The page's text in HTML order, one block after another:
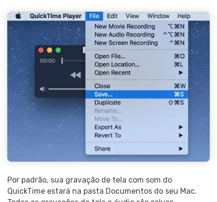
Por padrão, sua gravação de tela com som do
QuickTime estará na pasta Documentos do seu Mac.